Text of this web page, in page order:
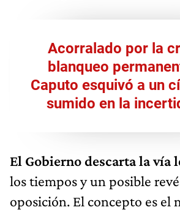
Acorralado por la
blanqueo
Caputo esquivó a un
sumido en la
El Gobierno descarta la vía
los tiempos y un posible
oposición. El concepto es el